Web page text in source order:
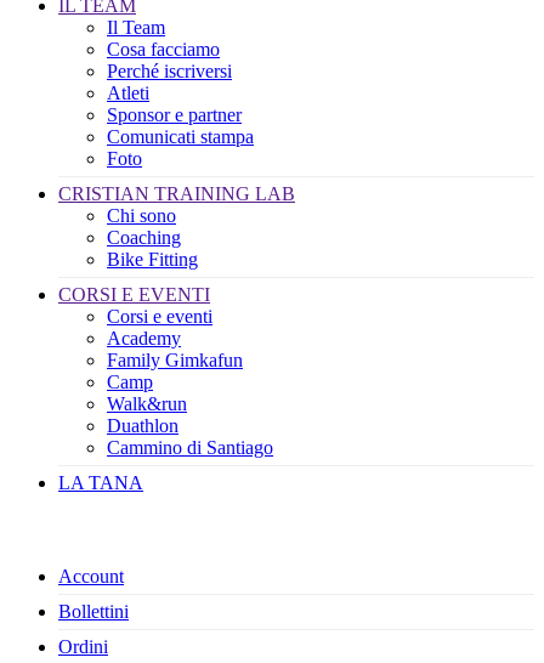
IL TEAM
Il Team
Cosa facciamo
Perché iscriversi
Atleti
Sponsor e partner
Comunicati stampa
Foto
CRISTIAN TRAINING LAB
Chi sono
Coaching
Bike Fitting
CORSI E EVENTI
Corsi e eventi
Academy
Family Gimkafun
Camp
Walk&run
Duathlon
Cammino di Santiago
LA TANA
Account
Bollettini
Ordini